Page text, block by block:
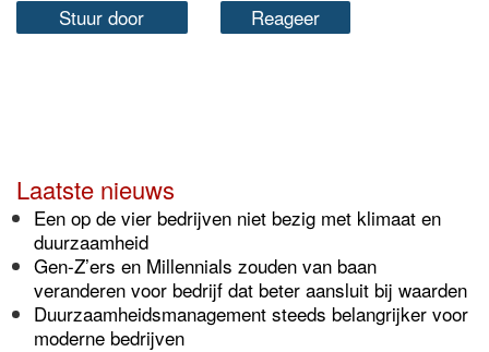
Stuur door Reageer
Laatste nieuws
Een op de vier bedrijven niet bezig met klimaat en
duurzaamheid
Gen-Z’ers en Millennials zouden van baan
veranderen voor bedrijf dat beter aansluit bij waarden
Duurzaamheidsmanagement steeds belangrijker voor
moderne bedrijven